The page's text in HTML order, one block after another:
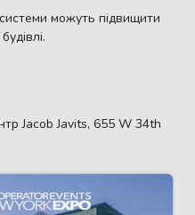
можуть підвищити
Jacob Javits, 655 W 34th